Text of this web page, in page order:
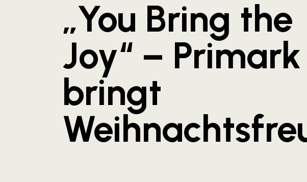
„You Bring the
Joy“ – Primark
bringt